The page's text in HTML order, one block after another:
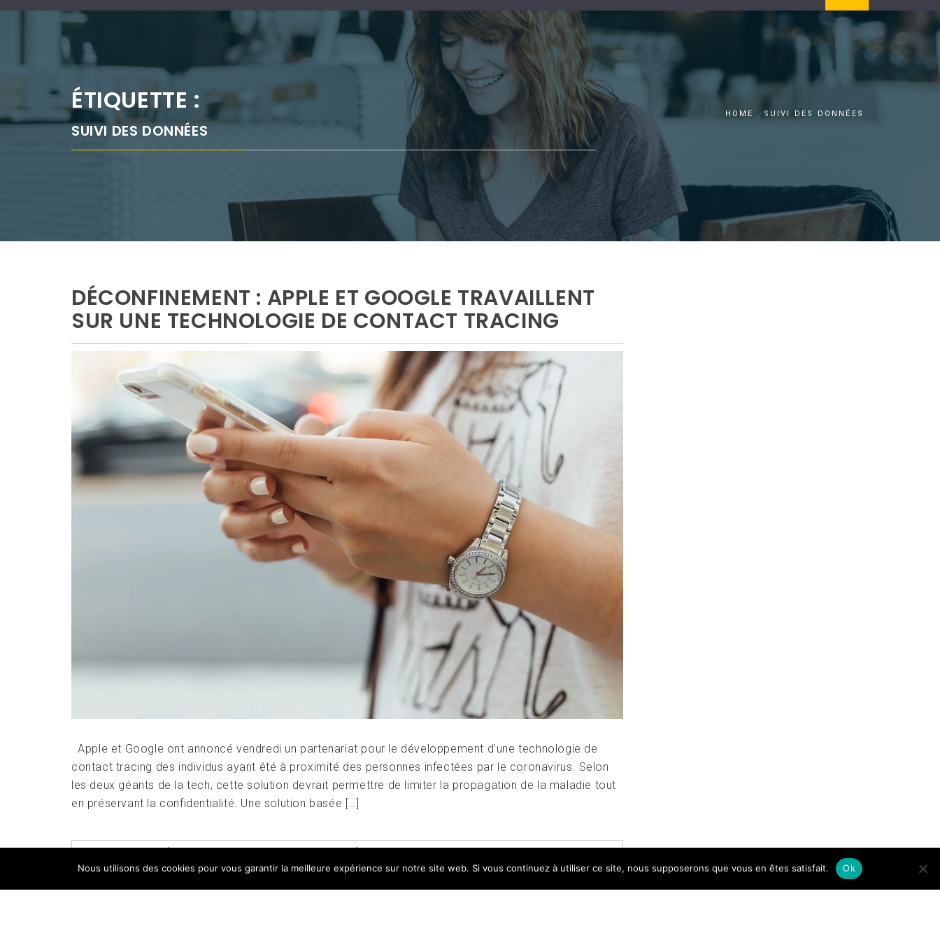
ÉTIQUETTE :
SUIVI DES DONNÉES
HOME SUIVI DES DONNÉES
DÉCONFINEMENT : APPLE ET GOOGLE TRAVAILLENT
SUR UNE TECHNOLOGIE DE CONTACT TRACING
Apple et Google ont annoncé vendredi un partenariat pour le développement d’une technologie de
contact tracing des individus ayant été à proximité des personnes infectées par le coronavirus. Selon
les deux géants de la tech, cette solution devrait permettre de limiter la propagation de la maladie tout
en préservant la confidentialité. Une solution basée […]
POSTED INGÉANTS DU WEB,UNE TAGGEDDÉCONFINEMENT,SOLUTION DE TRAÇAGE,SUIVI
DES DONNÉES, TRAÇAGE DES DONNÉES LEAVE A COMMENT
Nous utilisons des cookies pour vous garantir la meilleure expérience sur notre site web. Si vous continuez à utiliser ce site, nous supposerons que vous en êtes satisfait. Ok